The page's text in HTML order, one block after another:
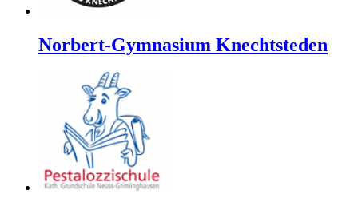
Norbert-Gymnasium Knechtsteden